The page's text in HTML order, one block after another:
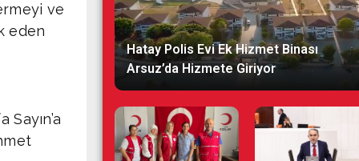
ve
eden
Hatay Polis Evi Ek Hizmet Binası
Arsuz’da Hizmete Giriyor